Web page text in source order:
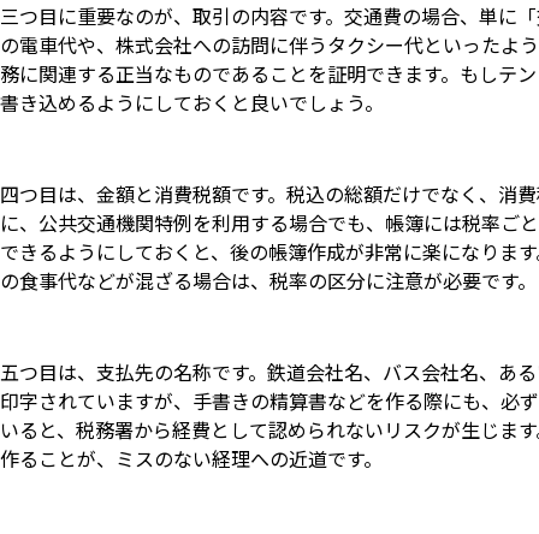
三つ目に重要なのが、取引の内容です。交通費の場合、単に
の電車代や、株式会社への訪問に伴うタクシー代といったよ
務に関連する正当なものであることを証明できます。もしテ
書き込めるようにしておくと良いでしょう。
四つ目は、金額と消費税額です。税込の総額だけでなく、消
に、公共交通機関特例を利用する場合でも、帳簿には税率ご
できるようにしておくと、後の帳簿作成が非常に楽になりま
の食事代などが混ざる場合は、税率の区分に注意が必要です。
五つ目は、支払先の名称です。鉄道会社名、バス会社名、あ
印字されていますが、手書きの精算書などを作る際にも、必
いると、税務署から経費として認められないリスクが生じま
作ることが、ミスのない経理への近道です。